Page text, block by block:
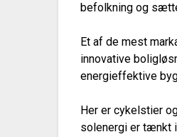
befolkning og
Et af de mest
innovative
energieffektive
Her er cykelstier
solenergi er tænkt